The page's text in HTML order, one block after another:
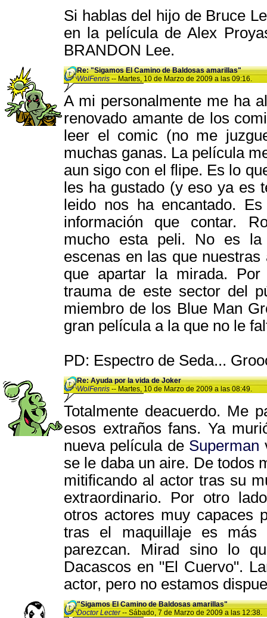
Si hablas del hijo de Bruce
en la película de Alex
BRANDON Lee.
Re: "Sigamos El Camino de Baldosas amarillas"
WolFenris -- Martes, 10 de Marzo de 2009 a las 09:16.
A mi personalmente me ha
renovado amante de los
leer el comic (no me
muchas ganas. La película
aun sigo con el flipe. Es lo
les ha gustado (y eso ya es
leido nos ha encantado.
información que contar.
mucho esta peli. No es
escenas en las que
que apartar la mirada.
trauma de este sector del
miembro de los Blue Man
gran película a la que no le
PD: Espectro de Seda...
Re: Ayuda por la vida de Joker
WolFenris -- Martes, 10 de Marzo de 2009 a las 08:49.
Totalmente deacuerdo. Me
esos extraños fans. Ya
nueva película de Superman
se le daba un aire. De todos
mitificando al actor tras su
extraordinario. Por otro
otros actores muy capaces
tras el maquillaje es más
parezcan. Mirad sino lo
Dacascos en "El Cuervo".
actor, pero no estamos
"Sigamos El Camino de Baldosas amarillas"
Doctor Lecter-- Sábado, 7 de Marzo de 2009 a las 12:38.